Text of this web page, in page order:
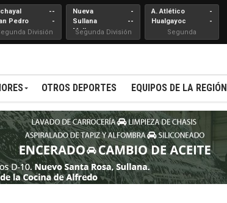
Pedro
--
-
División
Nueva
Sullana
Mallares
-
--
Segunda División
A. Atlético
Hualgayoc
-
-
Segunda
Profesional
OTROS DEPORTES EQUIPOS DE LA REGIÓN